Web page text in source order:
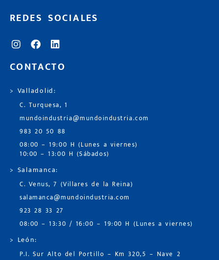
REDES SOCIALES
CONTACTO
> Valladolid:
C. Turquesa, 1
mundoindustria@mundoindustria.com
983 20 50 88
08:00 – 19:00 H (Lunes a viernes)
10:00 – 13:00 H (Sábados)
> Salamanca:
C. Venus, 7 (Villares de la Reina)
salamanca@mundoindustria.com
923 28 33 27
08:00 – 13:30 / 16:00 – 19:00 H (Lunes a viernes)
> León:
P.I. Sur Alto del Portillo – Km 320,5 – Nave 2